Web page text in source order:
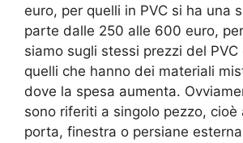
euro, per quelli in PVC si ha una
parte dalle 250 alle 600 euro, per
siamo sugli stessi prezzi del
quelli che hanno dei materiali
dove la spesa aumenta.
sono riferiti a singolo pezzo, cioè
porta, finestra o persiane